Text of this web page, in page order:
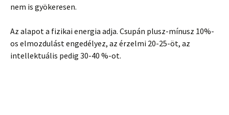
nem is gyökeresen.
Az alapot a fizikai energia adja. Csupán plusz-mínusz 10%-
os elmozdulást engedélyez, az érzelmi 20-25-öt, az
intellektuális pedig 30-40 %-ot.